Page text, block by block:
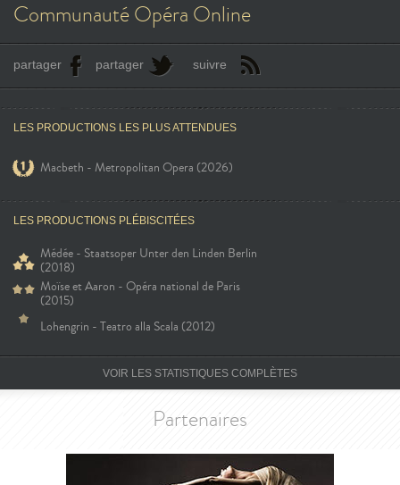
Communauté Opéra Online
partager partager suivre
LES PRODUCTIONS LES PLUS ATTENDUES
Macbeth - Metropolitan Opera (2026)
LES PRODUCTIONS PLÉBISCITÉES
Médée - Staatsoper Unter den Linden Berlin
(2018)
Moïse et Aaron - Opéra national de Paris
(2015)
Lohengrin - Teatro alla Scala (2012)
VOIR LES STATISTIQUES COMPLÈTES
Partenaires